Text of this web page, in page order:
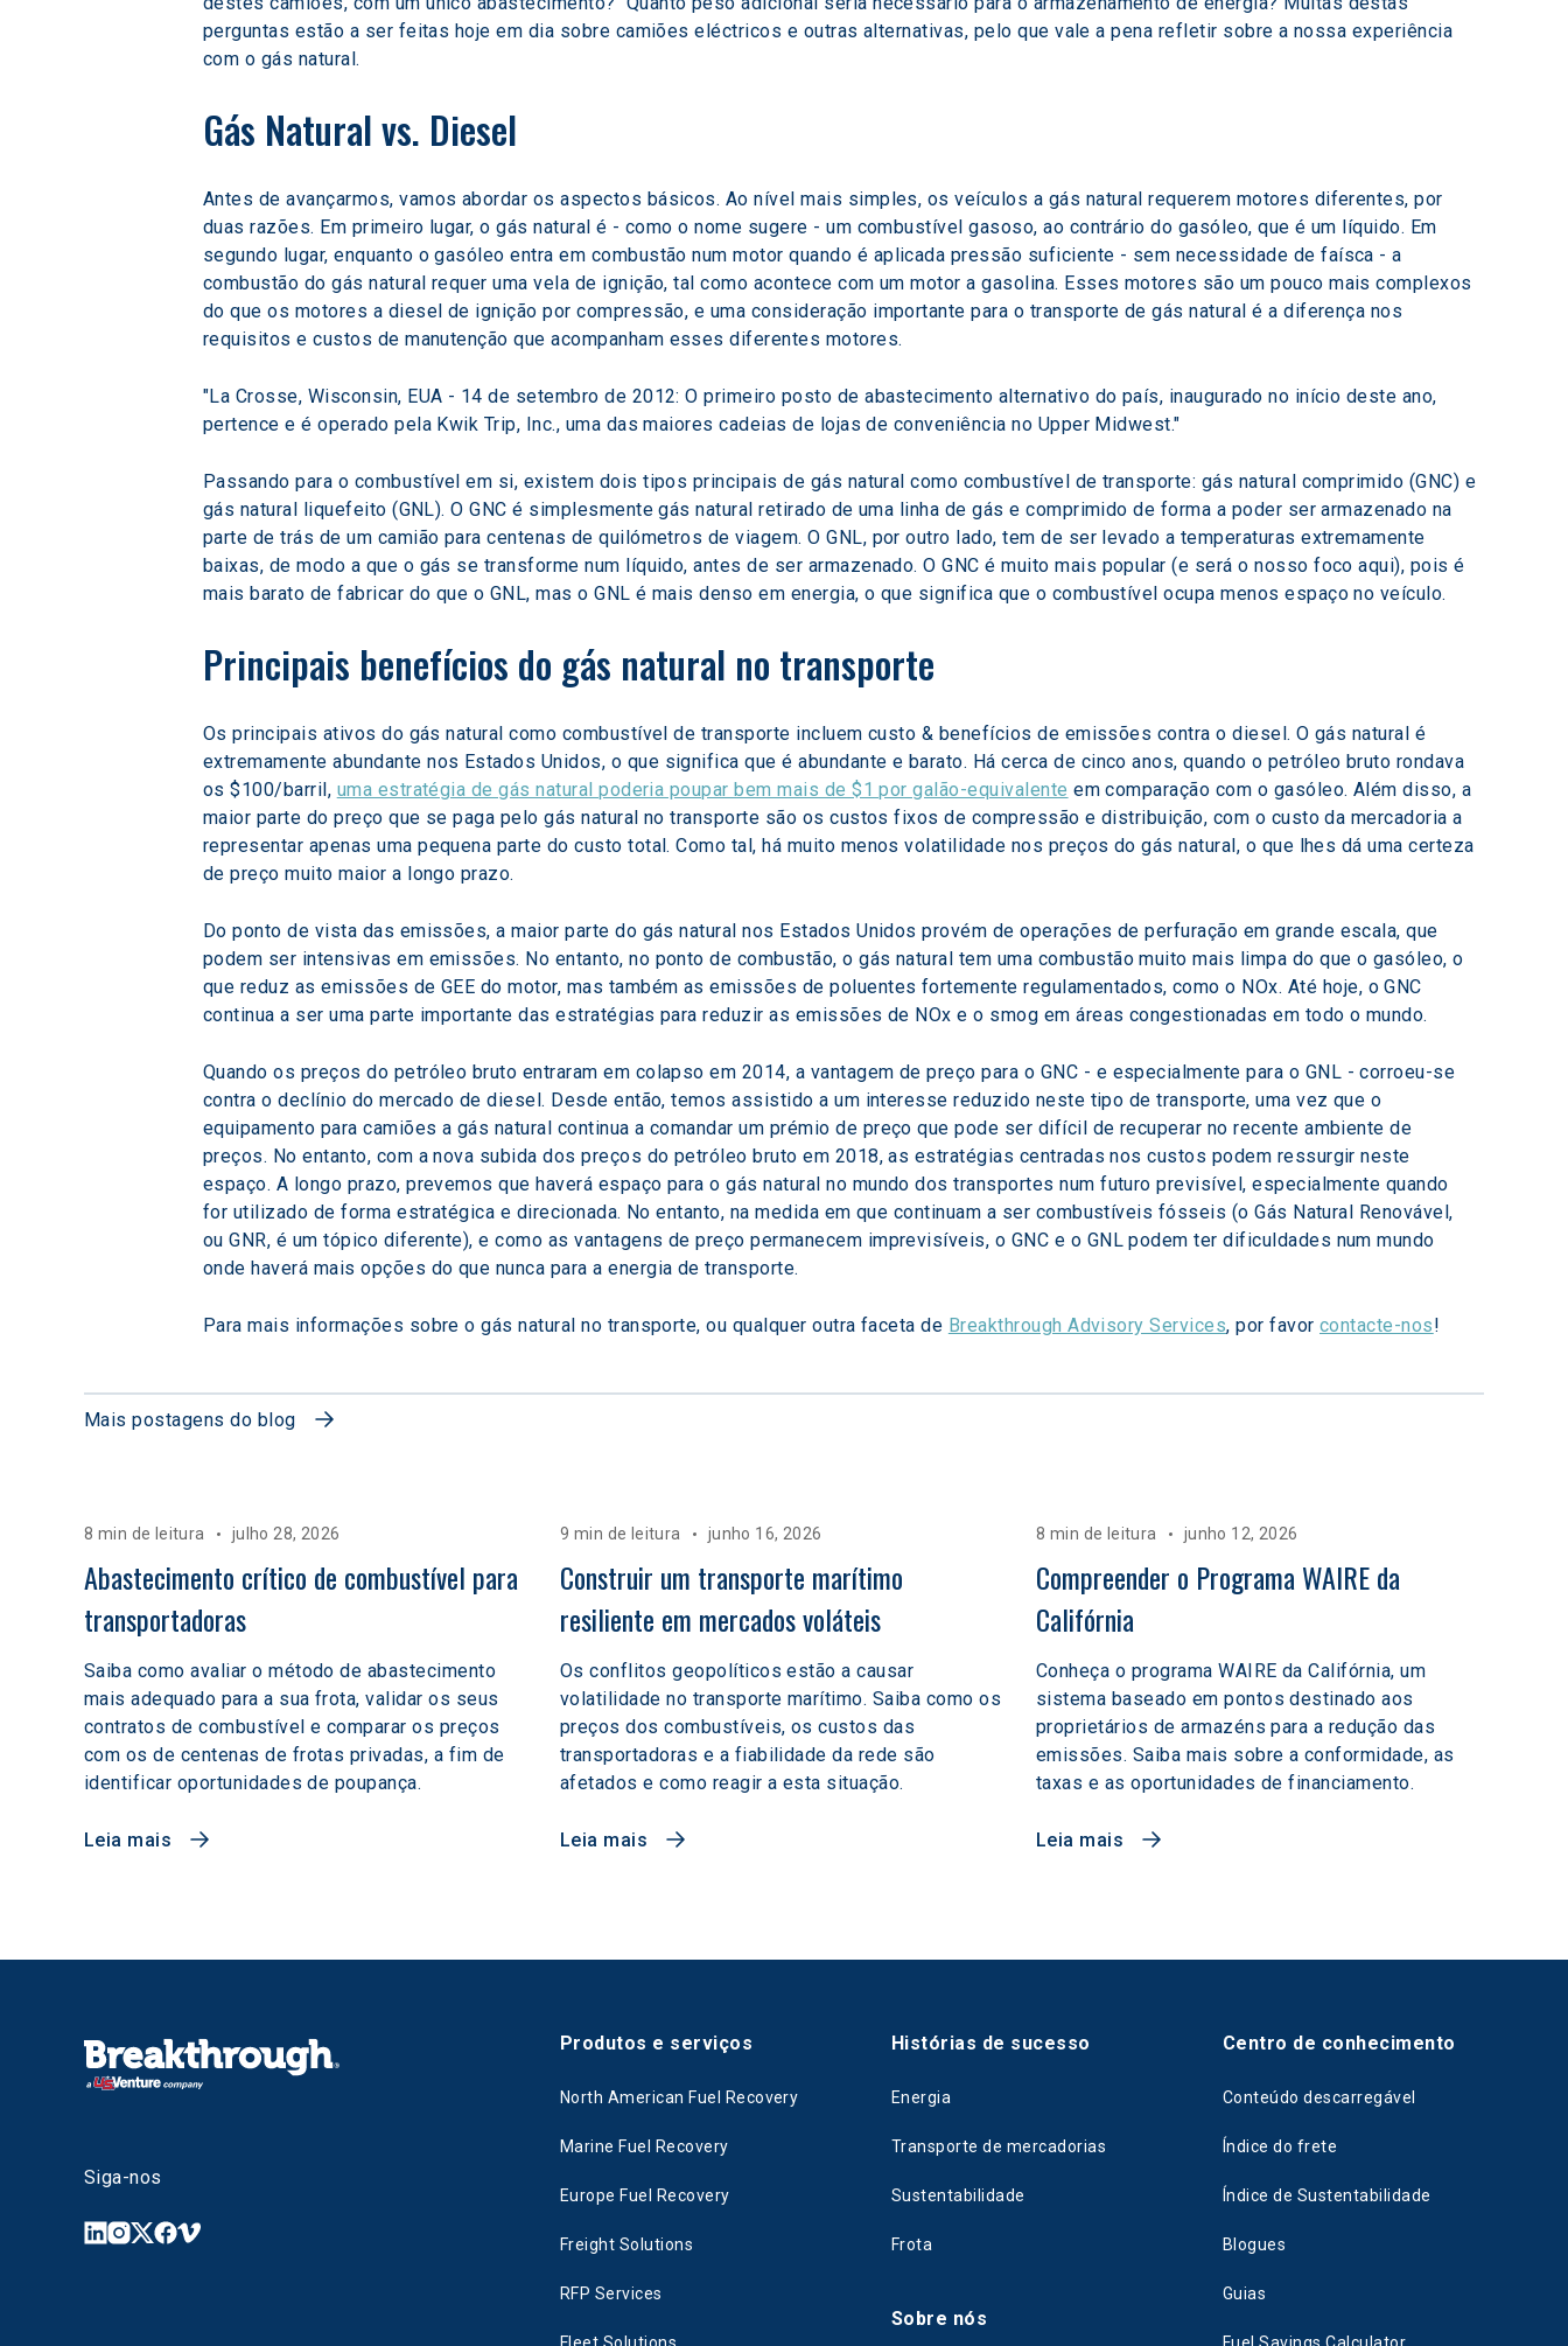
perguntas estão a ser feitas hoje em dia sobre camiões eléctricos e outras alternativas, pelo que vale a pena refletir sobre a nossa experiência
com o gás natural.
Gás Natural vs. Diesel
Antes de avançarmos, vamos abordar os aspectos básicos. Ao nível mais simples, os veículos a gás natural requerem motores diferentes, por
duas razões. Em primeiro lugar, o gás natural é - como o nome sugere - um combustível gasoso, ao contrário do gasóleo, que é um líquido. Em
segundo lugar, enquanto o gasóleo entra em combustão num motor quando é aplicada pressão suficiente - sem necessidade de faísca - a
combustão do gás natural requer uma vela de ignição, tal como acontece com um motor a gasolina. Esses motores são um pouco mais complexos
do que os motores a diesel de ignição por compressão, e uma consideração importante para o transporte de gás natural é a diferença nos
requisitos e custos de manutenção que acompanham esses diferentes motores.
"La Crosse, Wisconsin, EUA - 14 de setembro de 2012: O primeiro posto de abastecimento alternativo do país, inaugurado no início deste ano,
pertence e é operado pela Kwik Trip, Inc., uma das maiores cadeias de lojas de conveniência no Upper Midwest."
Passando para o combustível em si, existem dois tipos principais de gás natural como combustível de transporte: gás natural comprimido (GNC) e
gás natural liquefeito (GNL). O GNC é simplesmente gás natural retirado de uma linha de gás e comprimido de forma a poder ser armazenado na
parte de trás de um camião para centenas de quilómetros de viagem. O GNL, por outro lado, tem de ser levado a temperaturas extremamente
baixas, de modo a que o gás se transforme num líquido, antes de ser armazenado. O GNC é muito mais popular (e será o nosso foco aqui), pois é
mais barato de fabricar do que o GNL, mas o GNL é mais denso em energia, o que significa que o combustível ocupa menos espaço no veículo.
Principais benefícios do gás natural no transporte
Os principais ativos do gás natural como combustível de transporte incluem custo & benefícios de emissões contra o diesel. O gás natural é
extremamente abundante nos Estados Unidos, o que significa que é abundante e barato. Há cerca de cinco anos, quando o petróleo bruto rondava
os $100/barril, uma estratégia de gás natural poderia poupar bem mais de $1 por galão-equivalente em comparação com o gasóleo. Além disso, a
maior parte do preço que se paga pelo gás natural no transporte são os custos fixos de compressão e distribuição, com o custo da mercadoria a
representar apenas uma pequena parte do custo total. Como tal, há muito menos volatilidade nos preços do gás natural, o que lhes dá uma certeza
de preço muito maior a longo prazo.
Do ponto de vista das emissões, a maior parte do gás natural nos Estados Unidos provém de operações de perfuração em grande escala, que
podem ser intensivas em emissões. No entanto, no ponto de combustão, o gás natural tem uma combustão muito mais limpa do que o gasóleo, o
que reduz as emissões de GEE do motor, mas também as emissões de poluentes fortemente regulamentados, como o NOx. Até hoje, o GNC
continua a ser uma parte importante das estratégias para reduzir as emissões de NOx e o smog em áreas congestionadas em todo o mundo.
Quando os preços do petróleo bruto entraram em colapso em 2014, a vantagem de preço para o GNC - e especialmente para o GNL - corroeu-se
contra o declínio do mercado de diesel. Desde então, temos assistido a um interesse reduzido neste tipo de transporte, uma vez que o
equipamento para camiões a gás natural continua a comandar um prémio de preço que pode ser difícil de recuperar no recente ambiente de
preços. No entanto, com a nova subida dos preços do petróleo bruto em 2018, as estratégias centradas nos custos podem ressurgir neste
espaço. A longo prazo, prevemos que haverá espaço para o gás natural no mundo dos transportes num futuro previsível, especialmente quando
for utilizado de forma estratégica e direcionada. No entanto, na medida em que continuam a ser combustíveis fósseis (o Gás Natural Renovável,
ou GNR, é um tópico diferente), e como as vantagens de preço permanecem imprevisíveis, o GNC e o GNL podem ter dificuldades num mundo
onde haverá mais opções do que nunca para a energia de transporte.
Para mais informações sobre o gás natural no transporte, ou qualquer outra faceta de Breakthrough Advisory Services, por favor contacte-nos!
Mais postagens do blog
8 min de leitura julho 28, 2026
Abastecimento crítico de combustível para
transportadoras
Saiba como avaliar o método de abastecimento
mais adequado para a sua frota, validar os seus
contratos de combustível e comparar os preços
com os de centenas de frotas privadas, a fim de
identificar oportunidades de poupança.
Leia mais
9 min de leitura junho 16, 2026
Construir um transporte marítimo
resiliente em mercados voláteis
Os conflitos geopolíticos estão a causar
volatilidade no transporte marítimo. Saiba como os
preços dos combustíveis, os custos das
transportadoras e a fiabilidade da rede são
afetados e como reagir a esta situação.
Leia mais
8 min de leitura junho 12, 2026
Compreender o Programa WAIRE da
Califórnia
Conheça o programa WAIRE da Califórnia, um
sistema baseado em pontos destinado aos
proprietários de armazéns para a redução das
emissões. Saiba mais sobre a conformidade, as
taxas e as oportunidades de financiamento.
Leia mais
Siga-nos
Produtos e serviços
North American Fuel Recovery
Marine Fuel Recovery
Europe Fuel Recovery
Freight Solutions
RFP Services
Fleet Solutions
Histórias de sucesso
Energia
Transporte de mercadorias
Sustentabilidade
Frota
Sobre nós
Centro de conhecimento
Conteúdo descarregável
Índice do frete
Índice de Sustentabilidade
Blogues
Guias
Fuel Savings Calculator